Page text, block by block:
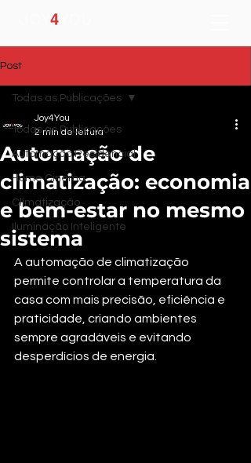
Post
Todas as Publicações
Automação Residencial
Home Cinema
Climatização
Iluminação Inteligente
Todas as Publicações
Automação de
climatização: economia
e bem-estar no mesmo
sistema
Joy4You
2 min de leitura
A automação de climatização
permite controlar a temperatura da
casa com mais precisão, eficiência e
praticidade, criando ambientes
sempre agradáveis e evitando
desperdícios de energia.